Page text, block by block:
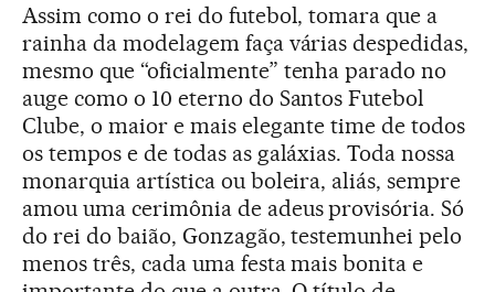
Assim como o rei do futebol, tomara que a
rainha da modelagem faça várias despedidas,
mesmo que “oficialmente” tenha parado no
auge como o 10 eterno do Santos Futebol
Clube, o maior e mais elegante time de todos
os tempos e de todas as galáxias. Toda nossa
monarquia artística ou boleira, aliás, sempre
amou uma cerimônia de adeus provisória. Só
do rei do baião, Gonzagão, testemunhei pelo
menos três, cada uma festa mais bonita e